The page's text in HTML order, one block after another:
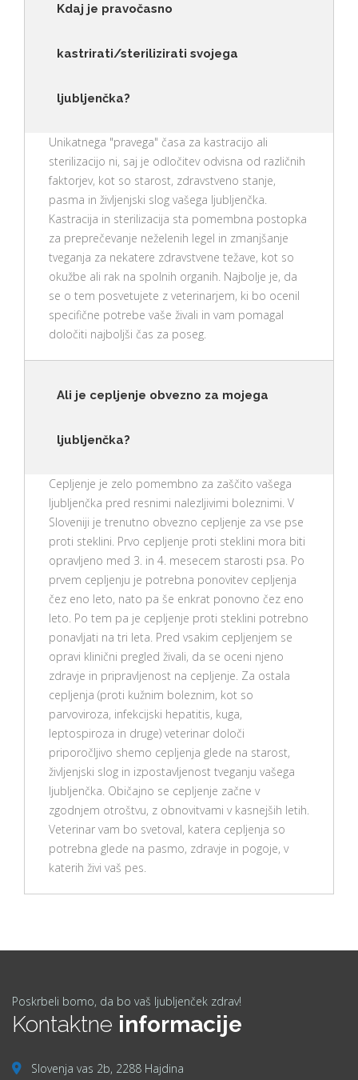
Kdaj je pravočasno
kastrirati/sterilizirati svojega
ljubljenčka?
Unikatnega "pravega" časa za kastracijo ali
sterilizacijo ni, saj je odločitev odvisna od različnih
faktorjev, kot so starost, zdravstveno stanje,
pasma in življenjski slog vašega ljubljenčka.
Kastracija in sterilizacija sta pomembna postopka
za preprečevanje neželenih legel in zmanjšanje
tveganja za nekatere zdravstvene težave, kot so
okužbe ali rak na spolnih organih. Najbolje je, da
se o tem posvetujete z veterinarjem, ki bo ocenil
specifične potrebe vaše živali in vam pomagal
določiti najboljši čas za poseg.
Ali je cepljenje obvezno za mojega
ljubljenčka?
Cepljenje je zelo pomembno za zaščito vašega
ljubljenčka pred resnimi nalezljivimi boleznimi. V
Sloveniji je trenutno obvezno cepljenje za vse pse
proti steklini. Prvo cepljenje proti steklini mora biti
opravljeno med 3. in 4. mesecem starosti psa. Po
prvem cepljenju je potrebna ponovitev cepljenja
čez eno leto, nato pa še enkrat ponovno čez eno
leto. Po tem pa je cepljenje proti steklini potrebno
ponavljati na tri leta. Pred vsakim cepljenjem se
opravi klinični pregled živali, da se oceni njeno
zdravje in pripravljenost na cepljenje. Za ostala
cepljenja (proti kužnim boleznim, kot so
parvoviroza, infekcijski hepatitis, kuga,
leptospiroza in druge) veterinar določi
priporočljivo shemo cepljenja glede na starost,
življenjski slog in izpostavljenost tveganju vašega
ljubljenčka. Običajno se cepljenje začne v
zgodnjem otroštvu, z obnovitvami v kasnejših letih.
Veterinar vam bo svetoval, katera cepljenja so
potrebna glede na pasmo, zdravje in pogoje, v
katerih živi vaš pes.
Poskrbeli bomo, da bo vaš ljubljenček zdrav!
Kontaktne informacije
Slovenja vas 2b, 2288 Hajdina